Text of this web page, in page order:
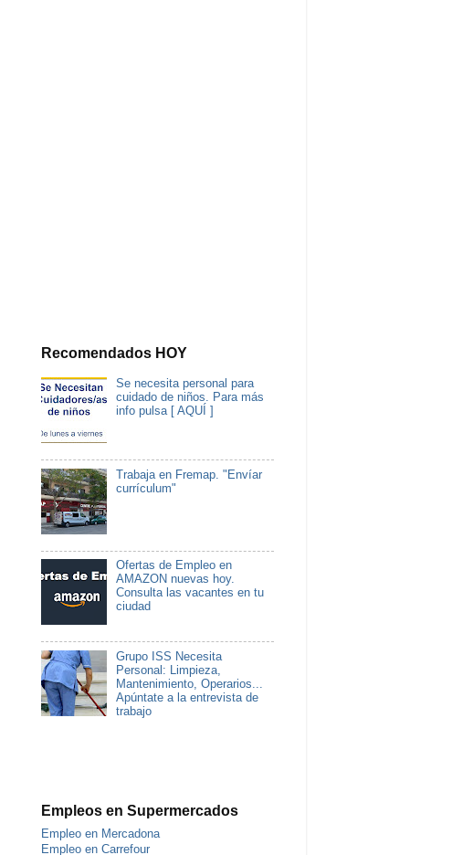
Recomendados HOY
Se necesita personal para
cuidado de niños. Para más
info pulsa [ AQUÍ ]
Trabaja en Fremap. "Envíar
currículum"
Ofertas de Empleo en
AMAZON nuevas hoy.
Consulta las vacantes en tu
ciudad
Grupo ISS Necesita
Personal: Limpieza,
Mantenimiento, Operarios...
Apúntate a la entrevista de
trabajo
Empleos en Supermercados
Empleo en Mercadona
Empleo en Carrefour